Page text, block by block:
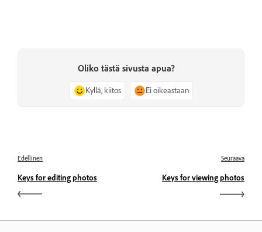
Oliko tästä sivusta apua?
Kyllä, kiitos Ei oikeastaan
Edellinen
Keys for editing photos
Seuraava
Keys for viewing photos